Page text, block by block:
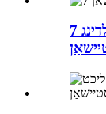
7 אַקס ראָבאָטישע אַרק וועלדינג